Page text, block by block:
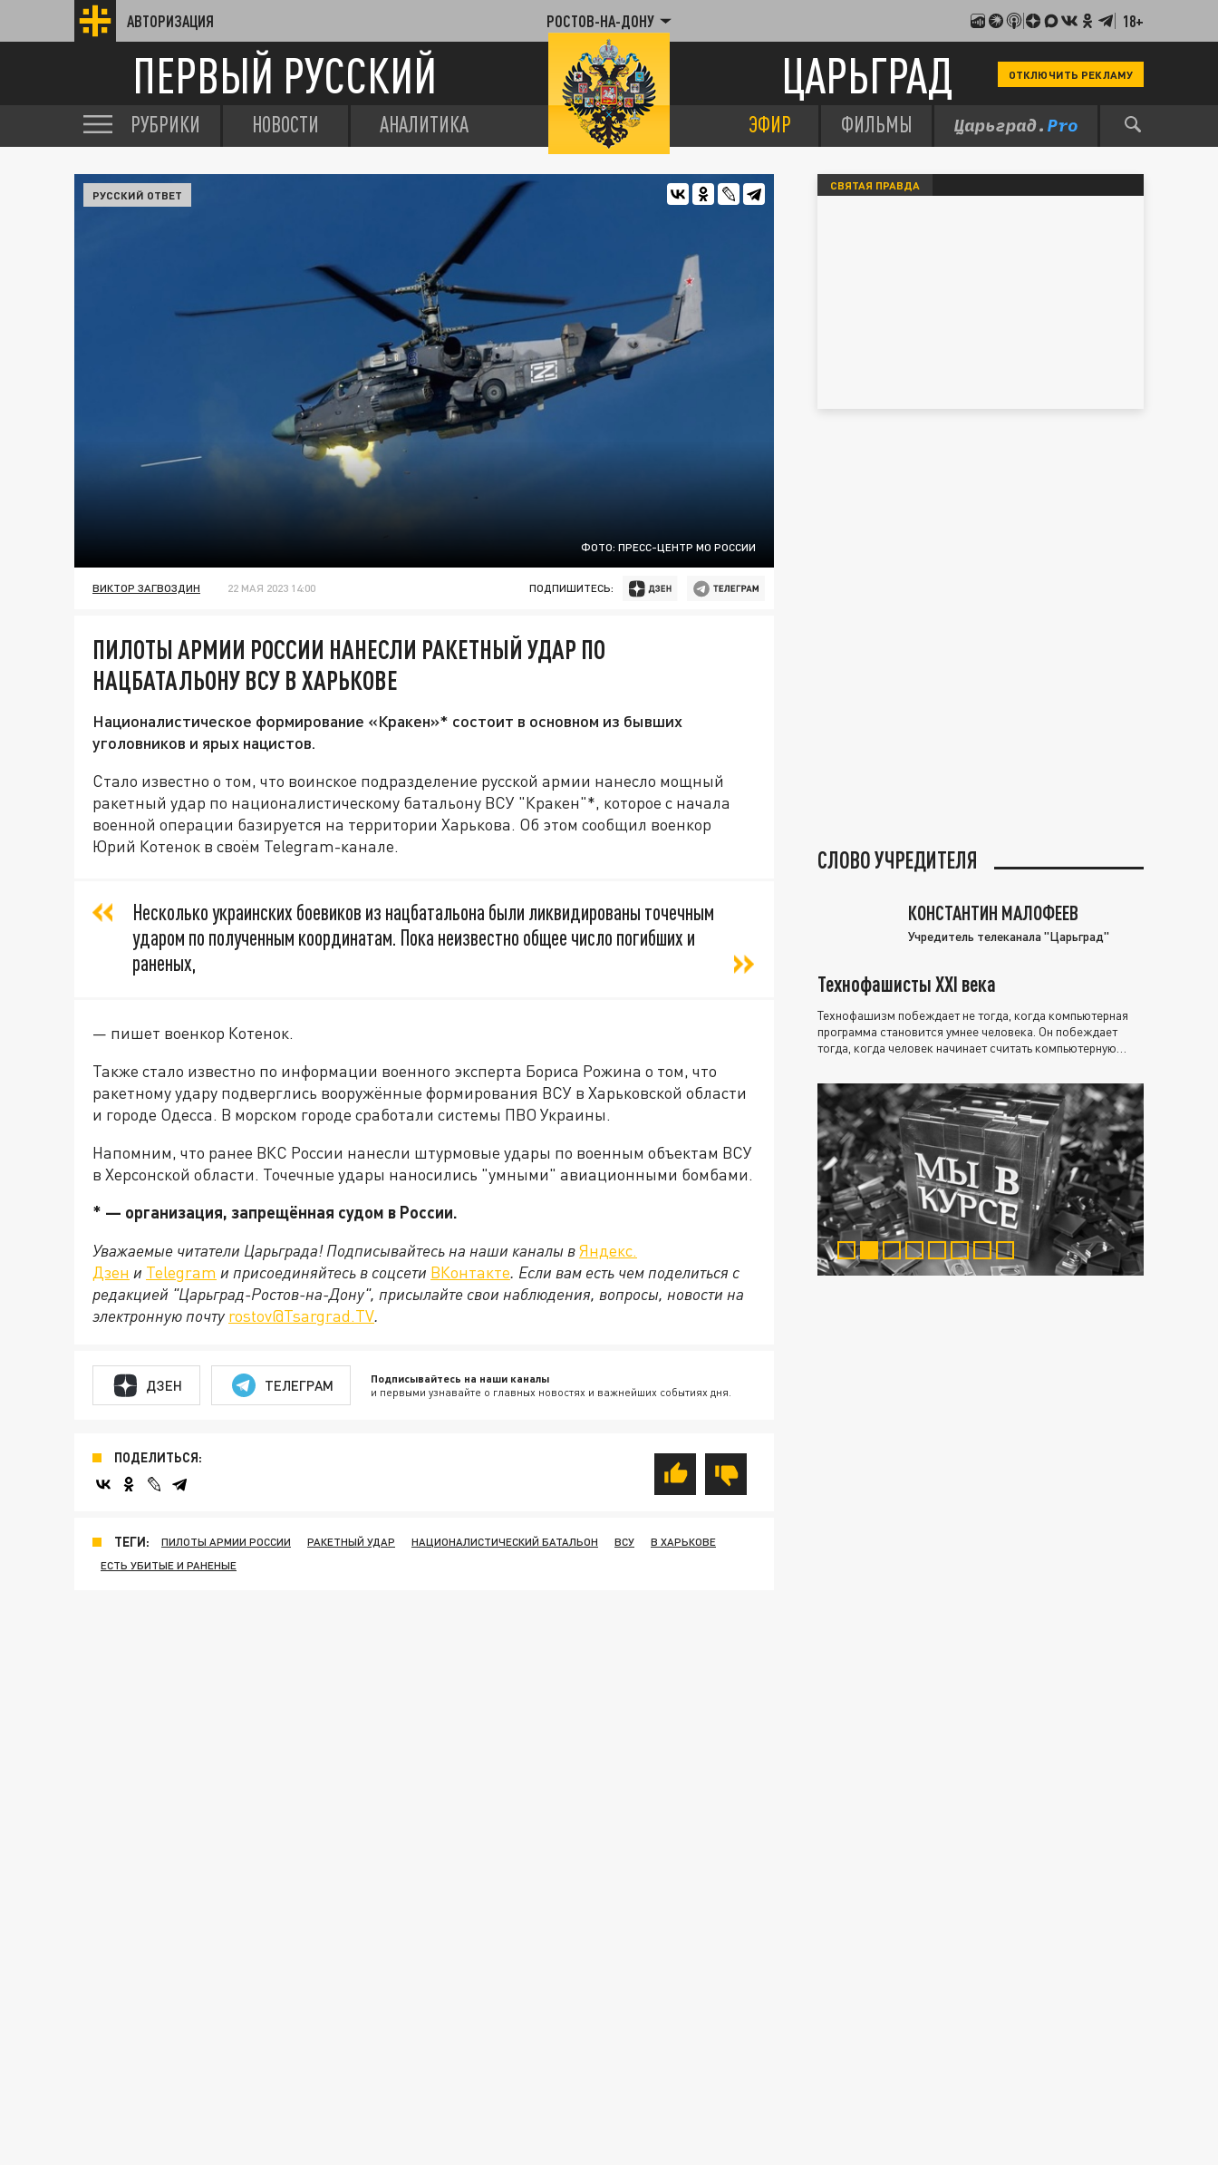
АВТОРИЗАЦИЯ РОСТОВ-НА-ДОНУ 18+
ПЕРВЫЙ РУССКИЙ ЦАРЬГРАД ОТКЛЮЧИТЬ РЕКЛАМУ
РУБРИКИ НОВОСТИ АНАЛИТИКА ЭФИР ФИЛЬМЫ
ФОТО: ПРЕСС-ЦЕНТР МО РОССИИ
РУССКИЙ ОТВЕТ
ВИКТОР ЗАГВОЗДИН 22 МАЯ 2023 14:00 ПОДПИШИТЕСЬ:
ПИЛОТЫ АРМИИ РОССИИ НАНЕСЛИ РАКЕТНЫЙ УДАР ПО
НАЦБАТАЛЬОНУ ВСУ В ХАРЬКОВЕ
Националистическое формирование «Кракен»* состоит в основном из бывших
уголовников и ярых нацистов.
Стало известно о том, что воинское подразделение русской армии нанесло мощный
ракетный удар по националистическому батальону ВСУ "Кракен"*, которое с начала
военной операции базируется на территории Харькова. Об этом сообщил военкор
Юрий Котенок в своём Telegram-канале.
Несколько украинских боевиков из нацбатальона были ликвидированы точечным
ударом по полученным координатам. Пока неизвестно общее число погибших и
раненых,
— пишет военкор Котенок.
Также стало известно по информации военного эксперта Бориса Рожина о том, что
ракетному удару подверглись вооружённые формирования ВСУ в Харьковской области
и городе Одесса. В морском городе сработали системы ПВО Украины.
Напомним, что ранее ВКС России нанесли штурмовые удары по военным объектам ВСУ
в Херсонской области. Точечные удары наносились "умными" авиационными бомбами.
* — организация, запрещённая судом в России.
Уважаемые читатели Царьграда! Подписывайтесь на наши каналы вЯндекс.
Дзен и Telegram и присоединяйтесь в соцсети ВКонтакте. Если вам есть чем поделиться с
редакцией "Царьград-Ростов-на-Дону", присылайте свои наблюдения, вопросы, новости на
электронную почту rostov@Tsargrad.ТV.
ДЗЕН ТЕЛЕГРАМ Подписывайтесь на наши каналы
и первыми узнавайте о главных новостях и важнейших событиях дня.
ПОДЕЛИТЬСЯ:
ТЕГИ: ПИЛОТЫ АРМИИ РОССИИ РАКЕТНЫЙ УДАР НАЦИОНАЛИСТИЧЕСКИЙ БАТАЛЬОН ВСУ
В ХАРЬКОВЕ
ЕСТЬ УБИТЫЕ И РАНЕНЫЕ
СВЯТАЯ ПРАВДА
СЛОВО УЧРЕДИТЕЛЯ
КОНСТАНТИН МАЛОФЕЕВ
Учредитель телеканала "Царьград"
Технофашисты XXI века
Технофашизм побеждает не тогда, когда компьютерная
программа становится умнее человека. Он побеждает
тогда, когда человек начинает считать компьютерную